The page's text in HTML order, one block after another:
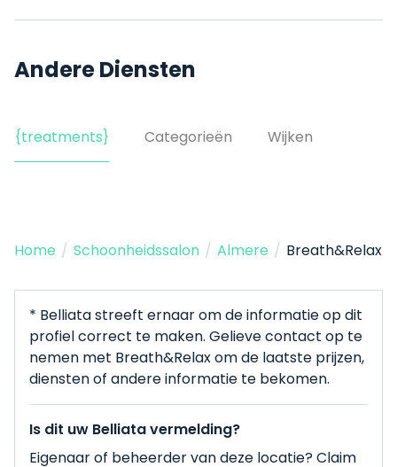
Andere Diensten
{treatments} Categorieën Wijken
Home / Schoonheidssalon / Almere / Breath&Relax
* Belliata streeft ernaar om de informatie op dit
profiel correct te maken. Gelieve contact op te
nemen met Breath&Relax om de laatste prijzen,
diensten of andere informatie te bekomen.
Is dit uw Belliata vermelding?
Eigenaar of beheerder van deze locatie? Claim